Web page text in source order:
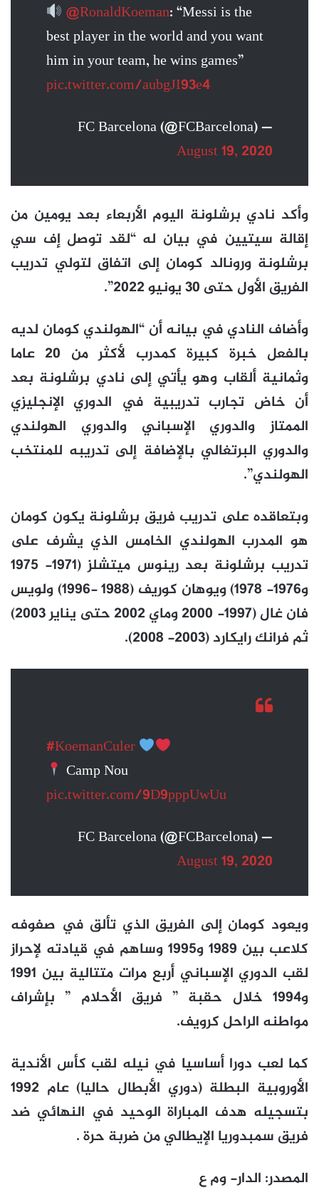
@RonaldKoeman: “Messi is the
best player in the world and you want
him in your team, he wins games”
pic.twitter.com/aubgJI93e4
— FC Barcelona (@FCBarcelona)
August 19, 2020
وأكد نادي برشلونة اليوم الأربعاء بعد يومين من
إقالة سيتيين في بيان له “لقد توصل إف سي
برشلونة ورونالد كومان إلى اتفاق لتولي تدريب
الفريق الأول حتى 30 يونيو 2022”.
وأضاف النادي في بيانه أن “الهولندي كومان لديه
بالفعل خبرة كبيرة كمدرب لأكثر من 20 عاما
وثمانية ألقاب وهو يأتي إلى نادي برشلونة بعد
أن خاض تجارب تدريبية في الدوري الإنجليزي
الممتاز والدوري الإسباني والدوري الهولندي
والدوري البرتغالي بالإضافة إلى تدريبه للمنتخب
الهولندي”.
وبتعاقده على تدريب فريق برشلونة يكون كومان
هو المدرب الهولندي الخامس الذي يشرف على
تدريب برشلونة بعد رينوس ميتشلز (1971- 1975
و1976- 1978) ويوهان كوريف (1988 -1996) ولويس
فان غال (1997- 2000 وماي 2002 حتى يناير 2003)
ثم فرانك رايكارد (2003- 2008).
#KoemanCuler
Camp Nou
pic.twitter.com/9D9pppUwUu
— FC Barcelona (@FCBarcelona)
August 19, 2020
ويعود كومان إلى الفريق الذي تألق في صفوفه
كلاعب بين 1989 و1995 وساهم في قيادته لإحراز
لقب الدوري الإسباني أربع مرات متتالية بين 1991
و1994 خلال حقبة ” فريق الأحلام ” بإشراف
مواطنه الراحل كرويف.
كما لعب دورا أساسيا في نيله لقب كأس الأندية
الأوروبية البطلة (دوري الأبطال حاليا) عام 1992
بتسجيله هدف المباراة الوحيد في النهائي ضد
فريق سمبدوريا الإيطالي من ضربة حرة .
المصدر: الدار- وم ع